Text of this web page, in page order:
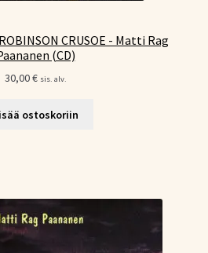
CRUSOE - Matti Rag
(CD)
30,00€ sis. alv.
ostoskoriin